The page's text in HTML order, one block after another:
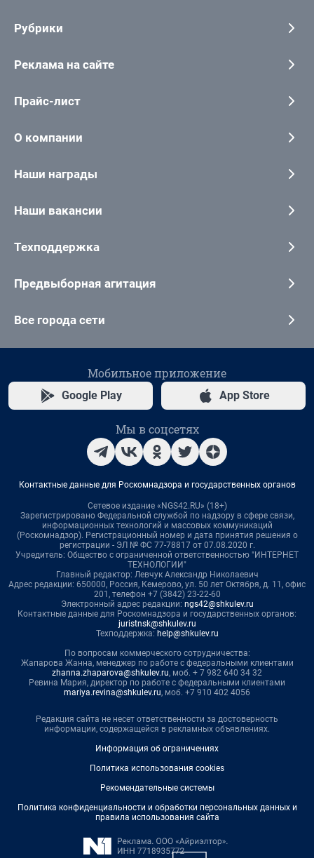
Рубрики
Реклама на сайте
Прайс-лист
О компании
Наши награды
Наши вакансии
Техподдержка
Предвыборная агитация
Все города сети
Мобильное приложение
Google Play App Store
Мы в соцсетях
Контактные данные для Роскомнадзора и государственных органов
Сетевое издание «NGS42.RU» (18+)
Зарегистрировано Федеральной службой по надзору в сфере связи,
информационных технологий и массовых коммуникаций
(Роскомнадзор). Регистрационный номер и дата принятия решения о
регистрации - ЭЛ № ФС 77-78817 от 07.08.2020 г.
Учредитель: Общество с ограниченной ответственностью "ИНТЕРНЕТ
ТЕХНОЛОГИИ"
Главный редактор: Левчук Александр Николаевич
Адрес редакции: 650000, Россия, Кемерово, ул. 50 лет Октября, д. 11, офис
201, телефон +7 (3842) 23-22-60
Электронный адрес редакции: ngs42@shkulev.ru
Контактные данные для Роскомнадзора и государственных органов:
juristnsk@shkulev.ru
Техподдержка: help@shkulev.ru
По вопросам коммерческого сотрудничества:
Жапарова Жанна, менеджер по работе с федеральными клиентами
zhanna.zhaparova@shkulev.ru, моб. + 7 982 640 34 32
Ревина Мария, директор по работе с федеральными клиентами
mariya.revina@shkulev.ru, моб. +7 910 402 4056
Редакция сайта не несет ответственности за достоверность
информации, содержащейся в рекламных объявлениях.
Информация об ограничениях
Политика использования cookies
Рекомендательные системы
Политика конфиденциальности и обработки персональных данных и
правила использования сайта